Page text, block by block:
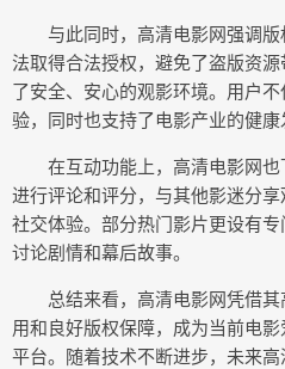
与此同时，高清电影网强调
法取得合法授权，避免了盗版资
了安全、安心的观影环境。用户
验，同时也支持了电影产业的健康
在互动功能上，高清电影网
进行评论和评分，与其他影迷分
社交体验。部分热门影片更设有
讨论剧情和幕后故事。
总结来看，高清电影网凭借
用和良好版权保障，成为当前电
平台。随着技术不断进步，未来